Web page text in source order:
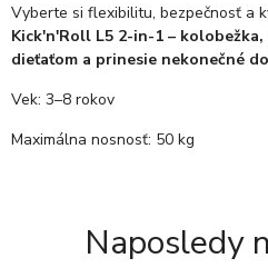
Vyberte si flexibilitu, bezpečnosť a
Kick'n'Roll L5 2-in-1 –
dieťaťom a prinesie nekonečné
Vek: 3–8 rokov
Maximálna nosnosť: 50 kg
Naposledy